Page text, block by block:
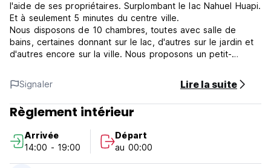
l'aide de ses propriétaires. Surplombant le lac Nahuel Huapi.
Et à seulement 5 minutes du centre ville.
Nous disposons de 10 chambres, toutes avec salle de
bains, certaines donnant sur le lac, d'autres sur le jardin et
d'autres encore sur la ville. Nous proposons un petit-
fruits, du pain fait maison, des gâteaux, des céréales, du
café et bien plus encore. Afin de leur donner de la force et
de l'énergie avant de partir en randonnée dans les
montagnes. Les chambres sont nettoyées tous les jours.
Politique d'annulation : 48h avant l'arrivée. En cas
d'annulation tardive ou de non-présentation, l'hôtel prélève,
sur la carte de crédit fournie, le montant de la première
Signaler Lire la suite
Règlement intérieur
Arrivée
14:00 - 19:00
Départ
au 00:00